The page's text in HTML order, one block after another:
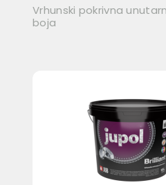
Vrhunski pokrivna
boja